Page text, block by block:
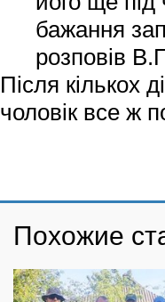
бажання
розповів
Після кількох
чоловік все ж
Похожие